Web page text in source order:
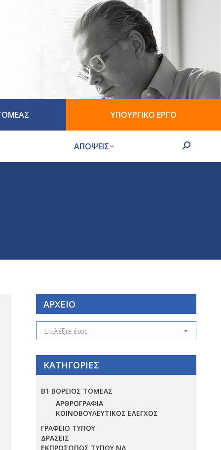
ΥΠΟΥΡΓΙΚΟ ΕΡΓΟ
ΑΠΟΨΕΙΣ Search:
ΑΡΧΕΙΟ
ΑΡΧΕΙΟ
ΚΑΤΗΓΟΡΙΕΣ
Β1 ΒΟΡΕΙΟΣ ΤΟΜΕΑΣ
ΑΡΘΡΟΓΡΑΦΙΑ
ΚΟΙΝΟΒΟΥΛΕΥΤΙΚΟΣ ΕΛΕΓΧΟΣ
ΓΡΑΦΕΙΟ ΤΥΠΟΥ
ΔΡΑΣΕΙΣ
ΕΚΠΡΟΣΩΠΟΣ ΤΥΠΟΥ ΝΔ